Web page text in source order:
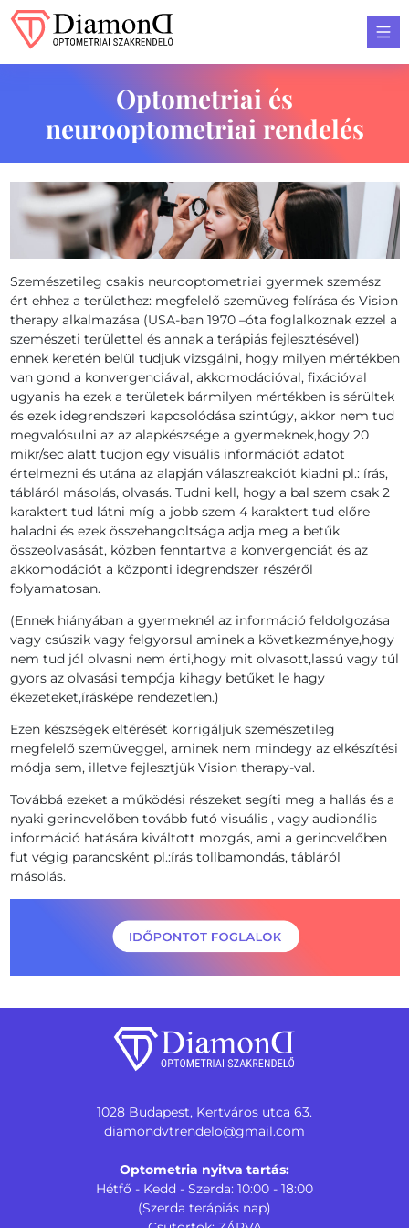
Diamond Optometria
Optometriai és
neurooptometriai rendelés
Szemészetileg csakis neurooptometriai gyermek szemész
ért ehhez a területhez: megfelelő szemüveg felírása és Vision
therapy alkalmazása (USA-ban 1970 –óta foglalkoznak ezzel a
szemészeti területtel és annak a terápiás fejlesztésével)
ennek keretén belül tudjuk vizsgálni, hogy milyen mértékben
van gond a konvergenciával, akkomodációval, fixációval
ugyanis ha ezek a területek bármilyen mértékben is sérültek
és ezek idegrendszeri kapcsolódása szintúgy, akkor nem tud
megvalósulni az az alapkészsége a gyermeknek,hogy 20
mikr/sec alatt tudjon egy visuális információt adatot
értelmezni és utána az alapján válaszreakciót kiadni pl.: írás,
tábláról másolás, olvasás. Tudni kell, hogy a bal szem csak 2
karaktert tud látni míg a jobb szem 4 karaktert tud előre
haladni és ezek összehangoltsága adja meg a betűk
összeolvasását, közben fenntartva a konvergenciát és az
akkomodációt a központi idegrendszer részéről
folyamatosan.
(Ennek hiányában a gyermeknél az információ feldolgozása
vagy csúszik vagy felgyorsul aminek a következménye,hogy
nem tud jól olvasni nem érti,hogy mit olvasott,lassú vagy túl
gyors az olvasási tempója kihagy betűket le hagy
ékezeteket,írásképe rendezetlen.)
Ezen készségek eltérését korrigáljuk szemészetileg
megfelelő szemüveggel, aminek nem mindegy az elkészítési
módja sem, illetve fejlesztjük Vision therapy-val.
Továbbá ezeket a működési részeket segíti meg a hallás és a
nyaki gerincvelőben tovább futó visuális , vagy audionális
információ hatására kiváltott mozgás, ami a gerincvelőben
fut végig parancsként pl.:írás tollbamondás, tábláról
másolás.
1028 Budapest, Kertváros utca 63.
diamondvtrendelo@gmail.com
Optometria nyitva tartás:
Hétfő - Kedd - Szerda: 10:00 - 18:00
(Szerda terápiás nap)